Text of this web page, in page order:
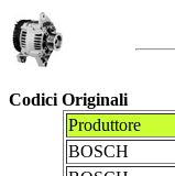
Codici Originali
Produttore
BOSCH